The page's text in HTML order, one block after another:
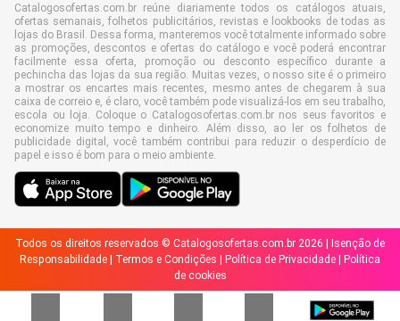
Catalogosofertas.com.br reúne diariamente todos os catálogos atuais,
ofertas semanais, folhetos publicitários, revistas e lookbooks de todas as
lojas do Brasil. Dessa forma, manteremos você totalmente informado sobre
as promoções, descontos e ofertas do catálogo e você poderá encontrar
facilmente essa oferta, promoção ou desconto específico durante a
pechincha das lojas da sua região. Muitas vezes, o nosso site é o primeiro
a mostrar os encartes mais recentes, mesmo antes de chegarem à sua
caixa de correio e, é claro, você também pode visualizá-los em seu trabalho,
escola ou loja. Coloque o Catalogosofertas.com.br nos seus favoritos e
economize muito tempo e dinheiro. Além disso, ao ler os folhetos de
publicidade digital, você também contribui para reduzir o desperdício de
papel e isso é bom para o meio ambiente.
Todos os direitos reservados © Catalogosofertas.com.br 2026 |
Isenção de
Responsabilidade
Termos e Condições Política de Privacidade
Política
de cookies